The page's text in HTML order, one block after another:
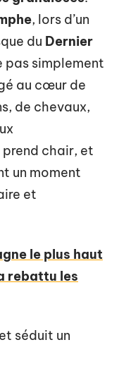
, lors d’un
du Dernier
pas simplement
au cœur de
de chevaux,
prend chair, et
un moment
et
le plus haut
rebattu les
séduit un